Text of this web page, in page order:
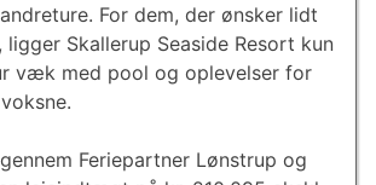
For dem, der ønsker lidt
Skallerup Seaside Resort kun
væk med pool og oplevelser for
Feriepartner Lønstrup og